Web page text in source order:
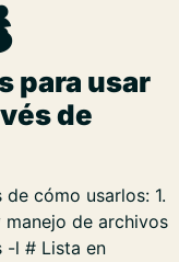
para usar
de
cómo usarlos: 1.
de archivos
-l # Lista en